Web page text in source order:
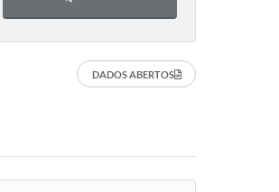
DADOS ABERTOS